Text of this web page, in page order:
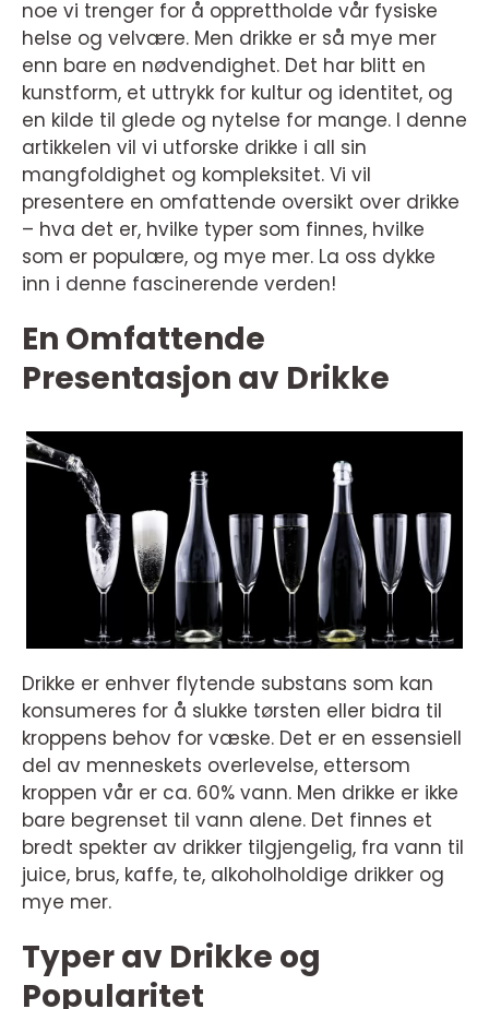
noe vi trenger for å opprettholde vår fysiske
helse og velvære. Men drikke er så mye mer
enn bare en nødvendighet. Det har blitt en
kunstform, et uttrykk for kultur og identitet, og
en kilde til glede og nytelse for mange. I denne
artikkelen vil vi utforske drikke i all sin
mangfoldighet og kompleksitet. Vi vil
presentere en omfattende oversikt over drikke
– hva det er, hvilke typer som finnes, hvilke
som er populære, og mye mer. La oss dykke
inn i denne fascinerende verden!
En Omfattende
Presentasjon av Drikke
Drikke er enhver flytende substans som kan
konsumeres for å slukke tørsten eller bidra til
kroppens behov for væske. Det er en essensiell
del av menneskets overlevelse, ettersom
kroppen vår er ca. 60% vann. Men drikke er ikke
bare begrenset til vann alene. Det finnes et
bredt spekter av drikker tilgjengelig, fra vann til
juice, brus, kaffe, te, alkoholholdige drikker og
mye mer.
Typer av Drikke og
Popularitet